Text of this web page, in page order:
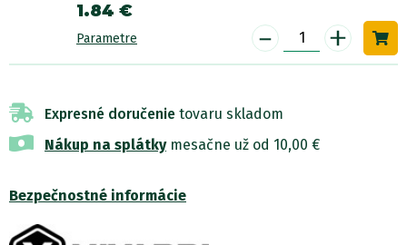
1.84 €
Parametre - +
Expresné doručenie tovaru skladom
Nákup na splátkymesačne už od 10,00 €
Bezpečnostné informácie